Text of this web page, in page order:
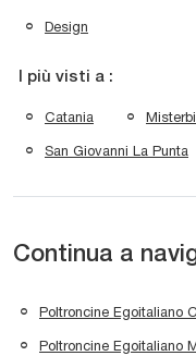
Design
I più visti a :
Catania
San Giovanni La Punta
Continua a
Poltroncine Egoitaliano
Poltroncine Egoitaliano